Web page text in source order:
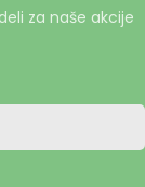
za naše akcije